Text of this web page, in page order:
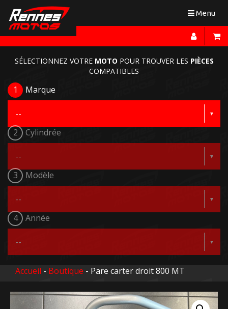
Toggle
Menu
SÉLECTIONNEZ VOTRE MOTO POUR TROUVER LES PIÈCES
COMPATIBLES
1 Marque
2 Cylindrée
3 Modèle
4 Année
Accueil - Boutique - Pare carter droit 800 MT